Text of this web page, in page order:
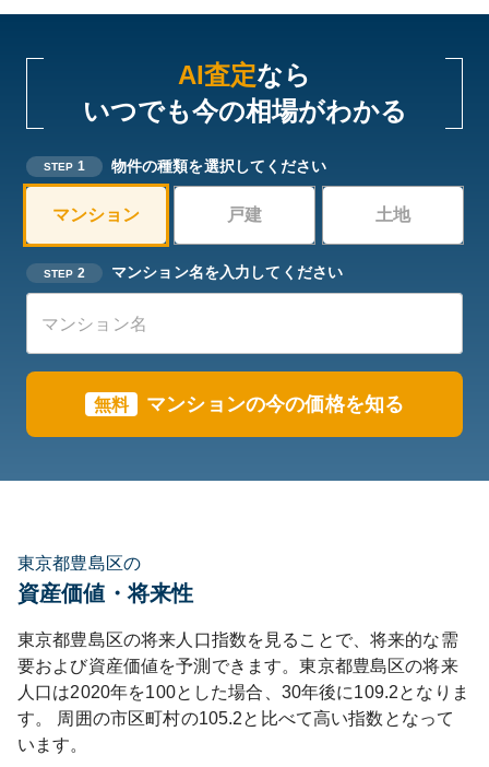
AI査定なら
いつでも今の相場がわかる
STEP 1 物件の種類を選択してください
マンション 戸建 土地
STEP 2 マンション名を入力してください
無料 マンションの今の価格を知る
東京都豊島区の
資産価値・将来性
東京都豊島区の将来人口指数を見ることで、将来的な需
要および資産価値を予測できます。東京都豊島区の将来
人口は2020年を100とした場合、30年後に109.2となりま
す。
周囲の市区町村の105.2と比べて高い指数となって
います。